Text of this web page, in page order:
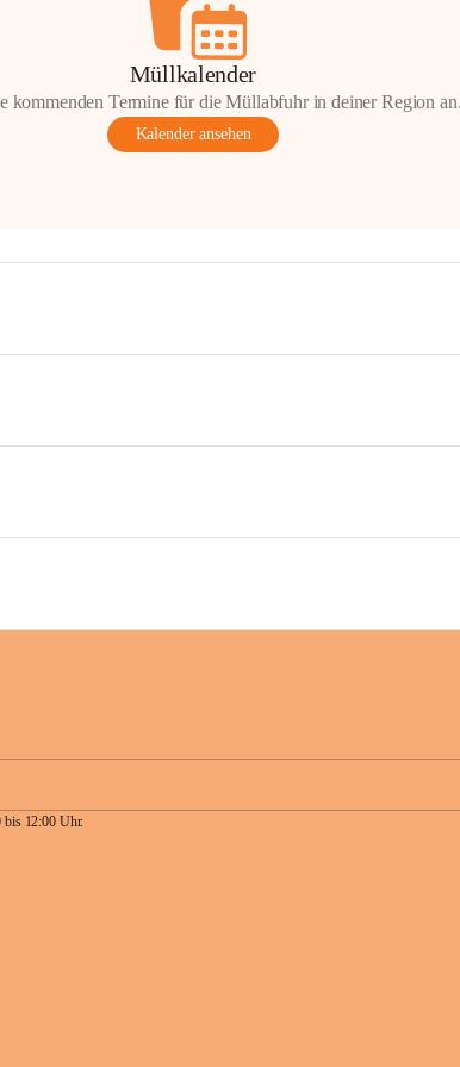
Müllkalender
kommenden Termine für die Müllabfuhr in deiner Region
Kalender ansehen
bis 12:00 Uhr.